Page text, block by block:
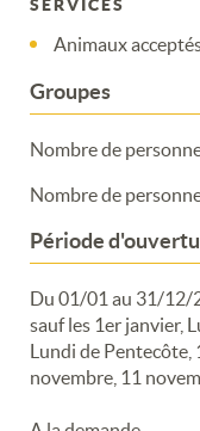
SERVICES
Animaux
Groupes
Nombre de
Nombre de
Période
Du 01/01 au 31/12/
sauf les 1er janvier,
Lundi de Pentecôte,
novembre, 11